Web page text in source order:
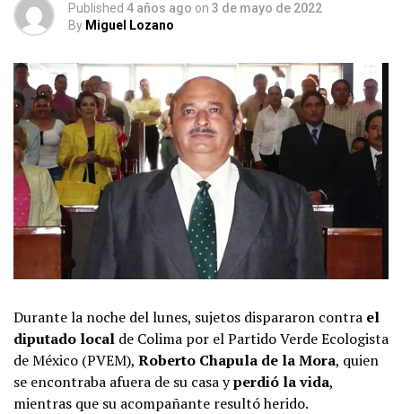
Published 4 años ago on 3 de mayo de 2022
By Miguel Lozano
Durante la noche del lunes, sujetos dispararon contra el
diputado local de Colima por el Partido Verde Ecologista
de México (PVEM), Roberto Chapula de la Mora, quien
se encontraba afuera de su casa yperdió la vida,
mientras que su acompañante resultó herido.